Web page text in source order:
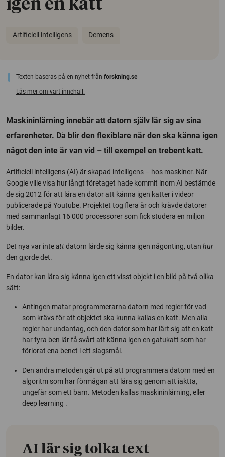
igen en katt
Artificiell intelligens Demens
Texten baseras på en nyhet från forskning.se
Läs mer om vårt innehåll.
Maskininlärning innebär att datorn själv lär sig av sina
erfarenheter. Då blir den flexiblare när den ska känna igen
något den inte är van vid – till exempel en trebent katt.
Artificiell intelligens (AI) är skapad intelligens – hos maskiner. När
Google ville visa hur långt företaget hade kommit inom AI bestämde
de sig 2012 för att lära en dator att känna igen katter i videor
publicerade på Youtube. Projektet tog flera år och krävde datorer
med sammanlagt 16 000 processorer som fick studera en miljon
bilder.
Det nya var inteattdatorn lärde sig känna igen någonting, utan hur
den gjorde det.
En dator kan lära sig känna igen ett visst objekt i en bild på två olika
sätt:
Antingen matar programmerarna datorn med regler för vad
som krävs för att objektet ska kunna kallas en katt. Men alla
regler har undantag, och den dator som har lärt sig att en katt
har fyra ben lär få svårt att känna igen en gatukatt som har
förlorat ena benet i ett slagsmål.
Den andra metoden går ut på att programmera datorn med en
algoritm som har förmågan att lära sig genom att iaktta,
ungefär som ett barn. Metoden kallas maskininlärning, eller
deep learning .
AI lär sig tolka text